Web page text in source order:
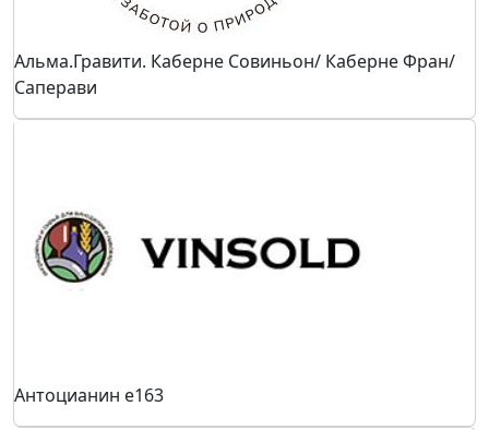
Альма.Гравити. Каберне Совиньон/ Каберне Фран/
Саперави
Антоцианин е163